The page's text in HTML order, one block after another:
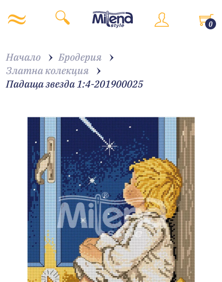
0
Начало
Бродерия
Златна колекция
Падаща звезда 1:4-201900025